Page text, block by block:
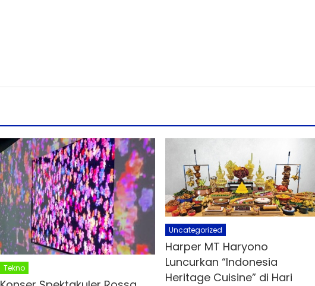
Tekno
Uncategorized
Harper MT Haryono
Luncurkan “Indonesia
Heritage Cuisine” di Hari